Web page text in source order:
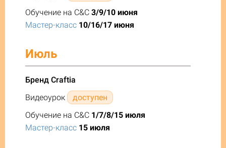
Обучение на C&C 3/9/10 июня
Мастер-класс 10/16/17 июня
Июль
Бренд Craftia
Видеоурок
доступен
Обучение на C&C 1/7/8/15 июля
Мастер-класс 15 июля